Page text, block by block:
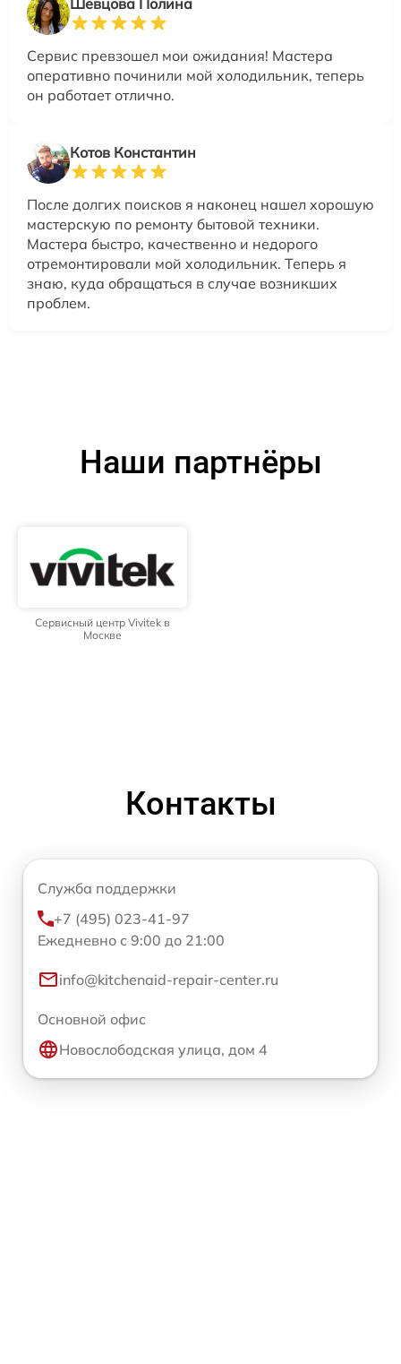
Шевцова Полина
Сервис превзошел мои ожидания! Мастера
оперативно починили мой холодильник, теперь
он работает отлично.
Котов Константин
После долгих поисков я наконец нашел хорошую
мастерскую по ремонту бытовой техники.
Мастера быстро, качественно и недорого
отремонтировали мой холодильник. Теперь я
знаю, куда обращаться в случае возникших
проблем.
Наши партнёры
Сервисный центр Vivitek в
Москве
Контакты
Служба поддержки
+7 (495) 023-41-97
Ежедневно с 9:00 до 21:00
info@kitchenaid-repair-center.ru
Основной офис
Новослободская улица, дом 4